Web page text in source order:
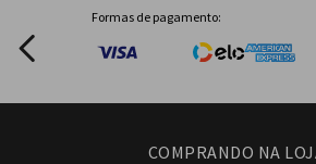
Formas de pagamento:
COMPRANDO NA